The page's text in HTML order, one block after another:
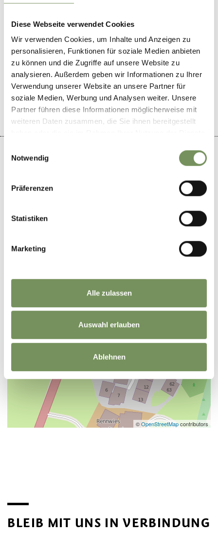
Diese Webseite verwendet Cookies
Wir verwenden Cookies, um Inhalte und Anzeigen zu
personalisieren, Funktionen für soziale Medien anbieten
zu können und die Zugriffe auf unsere Website zu
analysieren. Außerdem geben wir Informationen zu Ihrer
Verwendung unserer Website an unsere Partner für
soziale Medien, Werbung und Analysen weiter. Unsere
Partner führen diese Informationen möglicherweise mit
weiteren Daten zusammen, die Sie ihnen bereitgestellt
Notwendig
Präferenzen
Statistiken
Marketing
Alle zulassen
Auswahl erlauben
Ablehnen
ganzjährig
WAR DER INHALT FÜR DICH HILFREICH?
JA NEIN
+
©OpenStreetMapcontributors
BLEIB MIT UNS IN VERBINDUNG